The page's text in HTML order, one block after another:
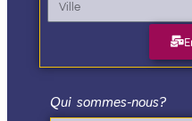
Qui sommes-nous?